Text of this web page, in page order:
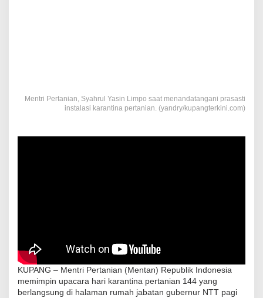
Mentri Pertanian, Syahrul Yasin Limpo saat menandatangani prasasti
instalasi karantina pertanian. (yandry/kupangterkini.com)
KUPANG – Mentri Pertanian (Mentan) Republik Indonesia
memimpin upacara hari karantina pertanian 144 yang
berlangsung di halaman rumah jabatan gubernur NTT pagi